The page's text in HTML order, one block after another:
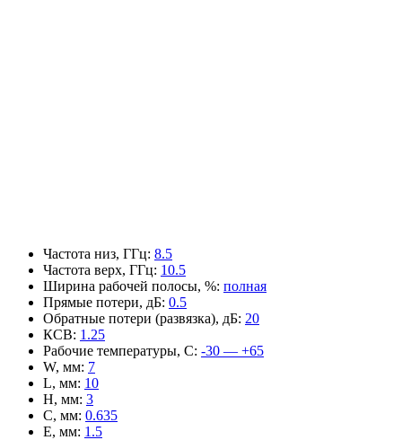
Частота низ, ГГц: 8.5
Частота верх, ГГц: 10.5
Ширина рабочей полосы, %: полная
Прямые потери, дБ: 0.5
Обратные потери (развязка), дБ: 20
КСВ: 1.25
Рабочие температуры, С: -30 — +65
W, мм: 7
L, мм: 10
H, мм: 3
C, мм: 0.635
E, мм: 1.5